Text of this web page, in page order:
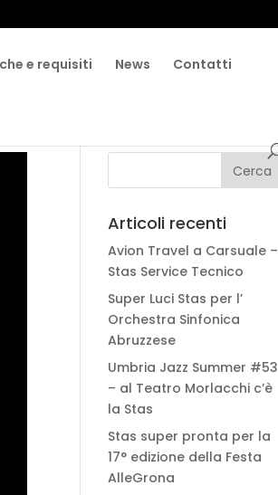
e requisiti News Contatti
Articoli recenti
Avion Travel a Carsuale –
Stas Service Tecnico
Super Luci Stas per l’
Orchestra Sinfonica
Abruzzese
Umbria Jazz Summer #53
– al Teatro Morlacchi c’è
la Stas
Stas super pronta per la
17° edizione della Festa
AlleGrona